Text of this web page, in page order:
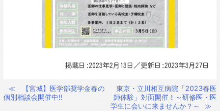
掲載日:2023年2月13日／更新日:2023年3月27日
投≪
【宮城】医学部奨学金春の
個別相談会開催中!!
東京・立川相互病院「2023春医
師体験」対面開催！～研修医・医
学生に会いに来ませんか？～
≫